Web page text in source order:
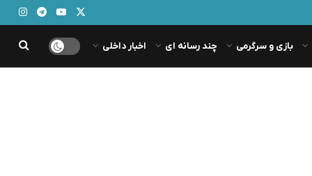
بازی و سرگرمی چند رسانه ای اخبار داخلی